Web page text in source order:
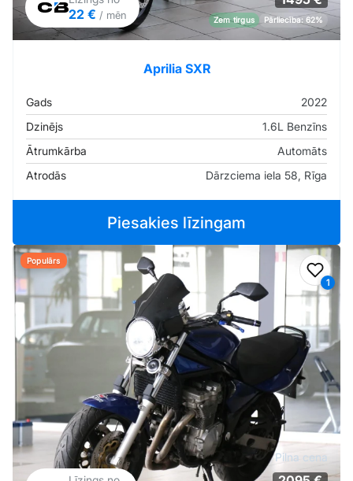
22 € / mēn Zem tirgus Pārliecība: 62%
Aprilia SXR
Gads
2022
Dzinējs
1.6L Benzīns
Ātrumkārba
Automāts
Atrodās
Dārzciema iela 58, Rīga
Piesakies līzingam
1
Populārs
Pilna cena